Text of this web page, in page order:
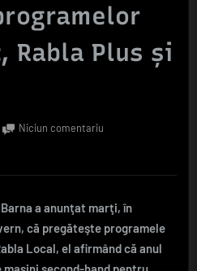
Rabla Plus şi
Niciun comentariu
anunţă
programelor
Rabla
Clasic,
Rabla
a anunţat marţi, în
că pregăteşte programele
Local, el afirmând că anul